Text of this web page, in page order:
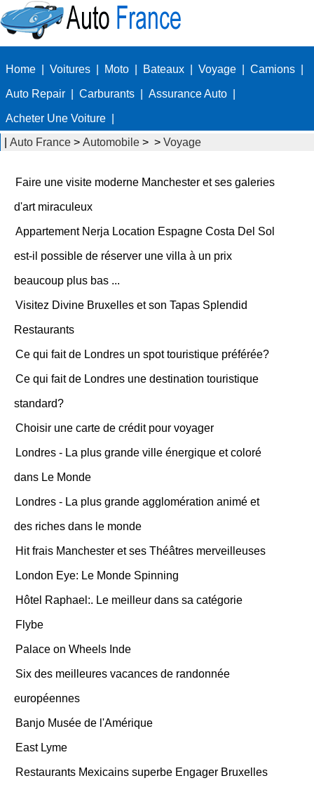
Home Voitures Moto Bateaux Voyage Camions
Auto Repair Carburants Assurance Auto
Acheter Une Voiture
Auto France > Automobile > > Voyage
Faire une visite moderne Manchester et ses galeries
d'art miraculeux
Appartement Nerja Location Espagne Costa Del Sol
est-il possible de réserver une villa à un prix
beaucoup plus bas ...
Visitez Divine Bruxelles et son Tapas Splendid
Restaurants
Ce qui fait de Londres un spot touristique préférée?
Ce qui fait de Londres une destination touristique
standard?
Choisir une carte de crédit pour voyager
Londres - La plus grande ville énergique et coloré
dans Le Monde
Londres - La plus grande agglomération animé et
des riches dans le monde
Hit frais Manchester et ses Théâtres merveilleuses
London Eye: Le Monde Spinning
Hôtel Raphael:. Le meilleur dans sa catégorie
Flybe
Palace on Wheels Inde
Six des meilleures vacances de randonnée
européennes
Banjo Musée de l'Amérique
East Lyme
Restaurants Mexicains superbe Engager Bruxelles